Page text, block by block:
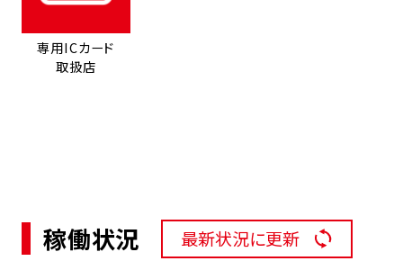
専用ICカード
取扱店
稼働状況 最新状況に更新